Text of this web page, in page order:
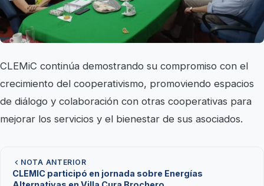
CLEMiC continúa demostrando su compromiso con el
crecimiento del cooperativismo, promoviendo espacios
de diálogo y colaboración con otras cooperativas para
mejorar los servicios y el bienestar de sus asociados.
NOTA ANTERIOR
CLEMIC participó en jornada sobre Energías